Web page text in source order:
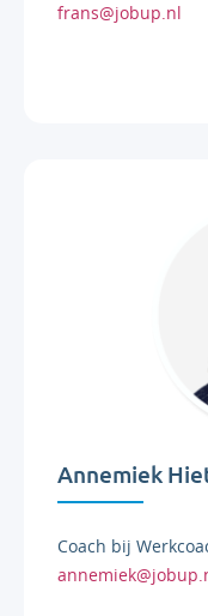
frans@jobup.nl
Annemiek
Coach bij